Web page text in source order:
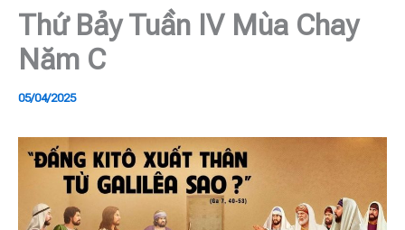
Thứ Bảy Tuần IV Mùa Chay
Năm C
05/04/2025